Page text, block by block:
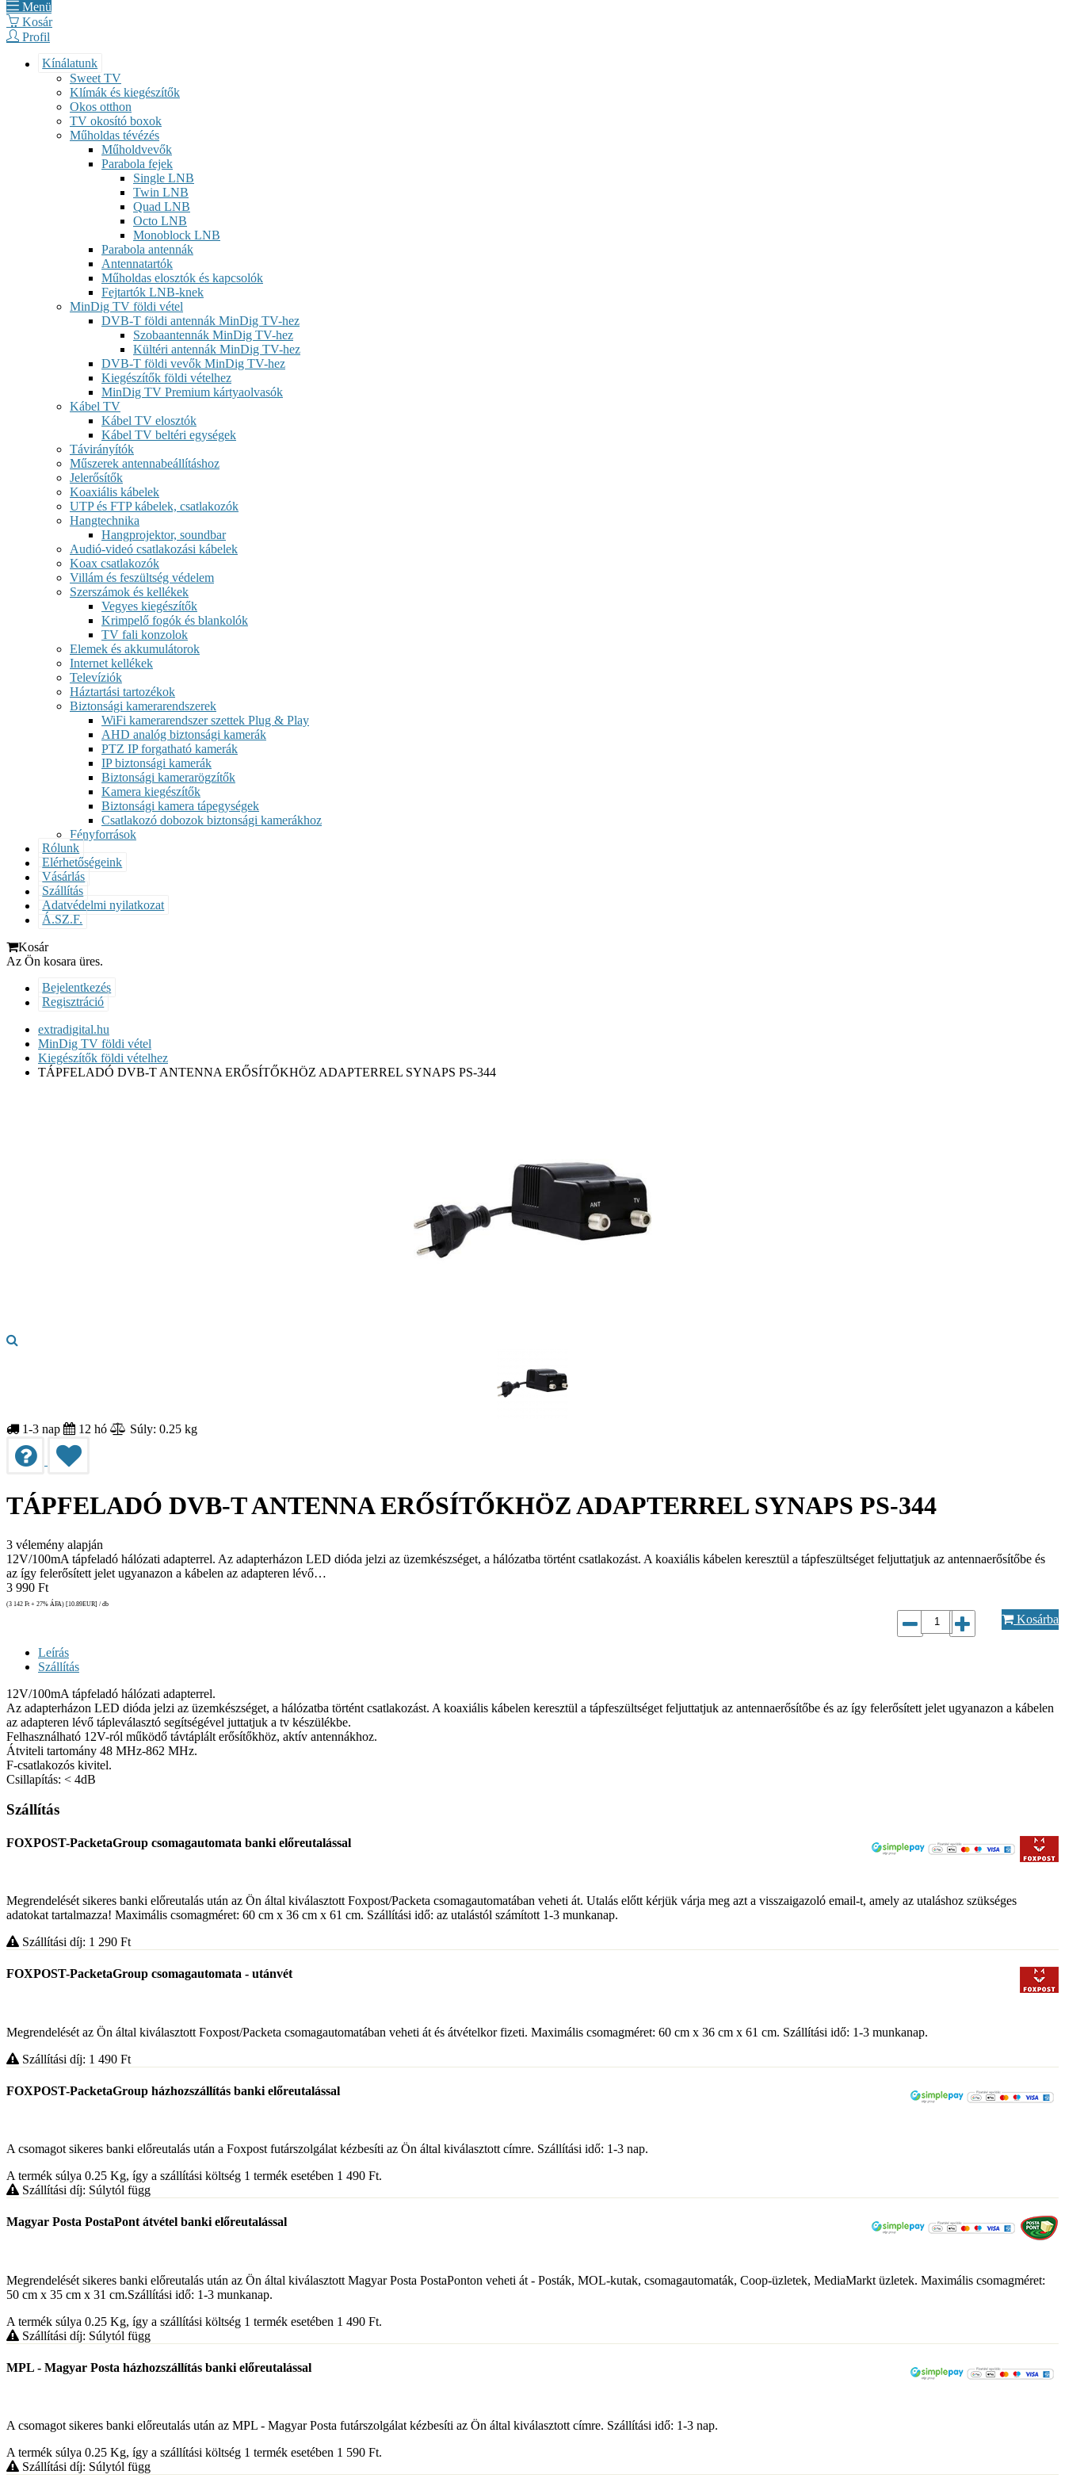
Menü
Kosár
Profil
Kínálatunk
Sweet TV
Klímák és kiegészítők
Okos otthon
TV okosító boxok
Műholdas tévézés
Műholdvevők
Parabola fejek
Single LNB
Twin LNB
Quad LNB
Octo LNB
Monoblock LNB
Parabola antennák
Antennatartók
Műholdas elosztók és kapcsolók
Fejtartók LNB-knek
MinDig TV földi vétel
DVB-T földi antennák MinDig TV-hez
Szobaantennák MinDig TV-hez
Kültéri antennák MinDig TV-hez
DVB-T földi vevők MinDig TV-hez
Kiegészítők földi vételhez
MinDig TV Premium kártyaolvasók
Kábel TV
Kábel TV elosztók
Kábel TV beltéri egységek
Távirányítók
Műszerek antennabeállításhoz
Jelerősítők
Koaxiális kábelek
UTP és FTP kábelek, csatlakozók
Hangtechnika
Hangprojektor, soundbar
Audió-videó csatlakozási kábelek
Koax csatlakozók
Villám és feszültség védelem
Szerszámok és kellékek
Vegyes kiegészítők
Krimpelő fogók és blankolók
TV fali konzolok
Elemek és akkumulátorok
Internet kellékek
Televíziók
Háztartási tartozékok
Biztonsági kamerarendszerek
WiFi kamerarendszer szettek Plug & Play
AHD analóg biztonsági kamerák
PTZ IP forgatható kamerák
IP biztonsági kamerák
Biztonsági kamerarögzítők
Kamera kiegészítők
Biztonsági kamera tápegységek
Csatlakozó dobozok biztonsági kamerákhoz
Fényforrások
Rólunk
Elérhetőségeink
Vásárlás
Szállítás
Adatvédelmi nyilatkozat
Á.SZ.F.
Kosár
Az Ön kosara üres.
Bejelentkezés
Regisztráció
extradigital.hu
MinDig TV földi vétel
Kiegészítők földi vételhez
TÁPFELADÓ DVB-T ANTENNA ERŐSÍTŐKHÖZ ADAPTERREL SYNAPS PS-344
1-3 nap 12 hó Súly: 0.25 kg
TÁPFELADÓ DVB-T ANTENNA ERŐSÍTŐKHÖZ ADAPTERREL SYNAPS PS-344
3 vélemény alapján
12V/100mA tápfeladó hálózati adapterrel. Az adapterházon LED dióda jelzi az üzemkészséget, a hálózatba történt csatlakozást. A koaxiális kábelen keresztül a tápfeszültséget feljuttatjuk az antennaerősítőbe és
az így felerősített jelet ugyanazon a kábelen az adapteren lévő…
3 990 Ft
(3 142 Ft + 27% ÁFA) [10.89EUR] / db
Kosárba
Leírás
Szállítás
12V/100mA tápfeladó hálózati adapterrel.
Az adapterházon LED dióda jelzi az üzemkészséget, a hálózatba történt csatlakozást. A koaxiális kábelen keresztül a tápfeszültséget feljuttatjuk az antennaerősítőbe és az így felerősített jelet ugyanazon a kábelen
az adapteren lévő tápleválasztó segítségével juttatjuk a tv készülékbe.
Felhasználható 12V-ról működő távtáplált erősítőkhöz, aktív antennákhoz.
Átviteli tartomány 48 MHz-862 MHz.
F-csatlakozós kivitel.
Csillapítás: < 4dB
Szállítás
FOXPOST-PacketaGroup csomagautomata banki előreutalással
Megrendelését sikeres banki előreutalás után az Ön által kiválasztott Foxpost/Packeta csomagautomatában veheti át. Utalás előtt kérjük várja meg azt a visszaigazoló email-t, amely az utaláshoz szükséges
adatokat tartalmazza! Maximális csomagméret: 60 cm x 36 cm x 61 cm. Szállítási idő: az utalástól számított 1-3 munkanap.
Szállítási díj: 1 290 Ft
FOXPOST-PacketaGroup csomagautomata - utánvét
Megrendelését az Ön által kiválasztott Foxpost/Packeta csomagautomatában veheti át és átvételkor fizeti. Maximális csomagméret: 60 cm x 36 cm x 61 cm. Szállítási idő: 1-3 munkanap.
Szállítási díj: 1 490 Ft
FOXPOST-PacketaGroup házhozszállítás banki előreutalással
A csomagot sikeres banki előreutalás után a Foxpost futárszolgálat kézbesíti az Ön által kiválasztott címre. Szállítási idő: 1-3 nap.
A termék súlya 0.25 Kg, így a szállítási költség 1 termék esetében 1 490 Ft.
Szállítási díj: Súlytól függ
Magyar Posta PostaPont átvétel banki előreutalással
Megrendelését sikeres banki előreutalás után az Ön által kiválasztott Magyar Posta PostaPonton veheti át - Posták, MOL-kutak, csomagautomaták, Coop-üzletek, MediaMarkt üzletek. Maximális csomagméret:
50 cm x 35 cm x 31 cm.Szállítási idő: 1-3 munkanap.
A termék súlya 0.25 Kg, így a szállítási költség 1 termék esetében 1 490 Ft.
Szállítási díj: Súlytól függ
MPL - Magyar Posta házhozszállítás banki előreutalással
A csomagot sikeres banki előreutalás után az MPL - Magyar Posta futárszolgálat kézbesíti az Ön által kiválasztott címre. Szállítási idő: 1-3 nap.
A termék súlya 0.25 Kg, így a szállítási költség 1 termék esetében 1 590 Ft.
Szállítási díj: Súlytól függ